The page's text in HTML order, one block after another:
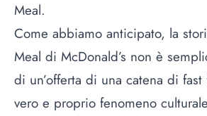
Meal.
Come abbiamo anticipato, la
Meal di McDonald’s non è
di un’offerta di una catena di fast
vero e proprio fenomeno